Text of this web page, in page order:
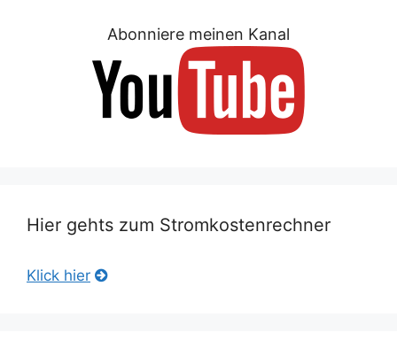
Abonniere meinen Kanal
Hier gehts zum Stromkostenrechner
Klick hier